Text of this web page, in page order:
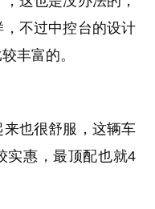
不过中控台的设计
丰富的。
也很舒服，这辆车
实惠，最顶配也就4